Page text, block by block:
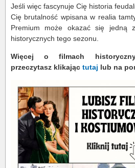
Jeśli więc fascynuje Cię historia
Cię brutalność wpisana w realia
Premium może okazać się jedną
historycznych tego sezonu.
Więcej o filmach
przeczytasz klikając tutaj lub na